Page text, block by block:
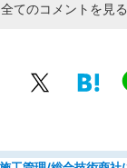
全てのコメントを見る